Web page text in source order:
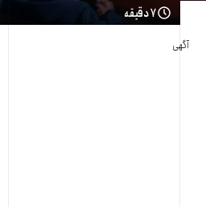
۷ دقیقه
آگهی